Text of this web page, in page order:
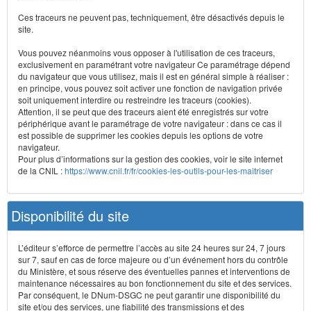
Ces traceurs ne peuvent pas, techniquement, être désactivés depuis le
site.
Vous pouvez néanmoins vous opposer à l'utilisation de ces traceurs,
exclusivement en paramétrant votre navigateur Ce paramétrage dépend
du navigateur que vous utilisez, mais il est en général simple à réaliser :
en principe, vous pouvez soit activer une fonction de navigation privée
soit uniquement interdire ou restreindre les traceurs (cookies).
Attention, il se peut que des traceurs aient été enregistrés sur votre
périphérique avant le paramétrage de votre navigateur : dans ce cas il
est possible de supprimer les cookies depuis les options de votre
navigateur.
Pour plus d’informations sur la gestion des cookies, voir le site internet
de la CNIL :https://www.cnil.fr/fr/cookies-les-outils-pour-les-maitriser
Disponibilité du site
L’éditeur s’efforce de permettre l’accès au site 24 heures sur 24, 7 jours
sur 7, sauf en cas de force majeure ou d’un événement hors du contrôle
du Ministère, et sous réserve des éventuelles pannes et interventions de
maintenance nécessaires au bon fonctionnement du site et des services.
Par conséquent, le DNum-DSGC ne peut garantir une disponibilité du
site et/ou des services, une fiabilité des transmissions et des